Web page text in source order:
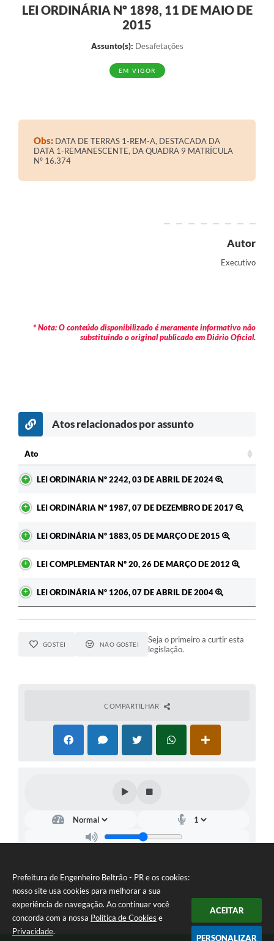
Prefeitura de Engenheiro Beltrão - PR e os cookies:
nosso site usa cookies para melhorar a sua
experiência de navegação. Ao continuar você
concorda com a nossa Política de Cookies e
Privacidade.
ACEITAR
PERSONALIZAR
Secretarias
Audiências Públicas
LEI ORDINÁRIA Nº 1898, 11 DE MAIO DE
2015
Assunto(s): Desafetações
EM VIGOR
Obs: DATA DE TERRAS 1-REM-A, DESTACADA DA
DATA 1-REMANESCENTE, DA QUADRA 9 MATRÍCULA
Nº 16.374
Autor
Executivo
* Nota: O conteúdo disponibilizado é meramente informativo não
substituindo o original publicado em Diário Oficial.
Atos relacionados por assunto
Ato
LEI ORDINÁRIA Nº 2242, 03 DE ABRIL DE 2024
LEI ORDINÁRIA Nº 1987, 07 DE DEZEMBRO DE 2017
LEI ORDINÁRIA Nº 1883, 05 DE MARÇO DE 2015
LEI COMPLEMENTAR Nº 20, 26 DE MARÇO DE 2012
LEI ORDINÁRIA Nº 1206, 07 DE ABRIL DE 2004
GOSTEI NÃO GOSTEI
Seja o primeiro a curtir esta
legislação.
COMPARTILHAR